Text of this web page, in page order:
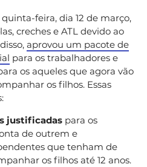
feira, dia 12 de março,
creches e ATL devido ao
aprovou um pacote de
para os trabalhadores e
os aqueles que agora vão
os filhos. Essas
justificadas para os
de outrem e
que tenham de
os filhos até 12 anos.